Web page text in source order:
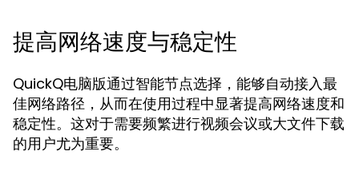
提高网络速度与稳定性
QuickQ电脑版通过智能节点选择，能够自动接入最
佳网络路径，从而在使用过程中显著提高网络速度和
稳定性。这对于需要频繁进行视频会议或大文件下载
的用户尤为重要。